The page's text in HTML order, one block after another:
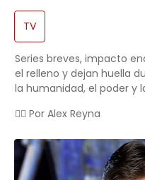
TV
Series breves, impacto
el relleno y dejan huella
la humanidad, el poder y
✍🏻 Por Alex Reyna